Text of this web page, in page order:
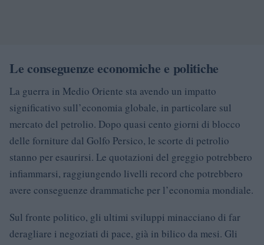
Le conseguenze economiche e politiche
La guerra in Medio Oriente sta avendo un impatto
significativo sull’economia globale, in particolare sul
mercato del petrolio. Dopo quasi cento giorni di blocco
delle forniture dal Golfo Persico, le scorte di petrolio
stanno per esaurirsi. Le quotazioni del greggio potrebbero
infiammarsi, raggiungendo livelli record che potrebbero
avere conseguenze drammatiche per l’economia mondiale.
Sul fronte politico, gli ultimi sviluppi minacciano di far
deragliare i negoziati di pace, già in bilico da mesi. Gli